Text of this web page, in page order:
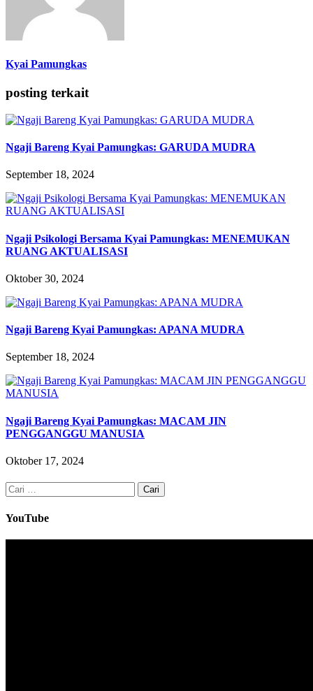
Kyai Pamungkas
posting terkait
Ngaji Bareng Kyai Pamungkas: GARUDA MUDRA
September 18, 2024
Ngaji Psikologi Bersama Kyai Pamungkas: MENEMUKAN
RUANG AKTUALISASI
Oktober 30, 2024
Ngaji Bareng Kyai Pamungkas: APANA MUDRA
September 18, 2024
Ngaji Bareng Kyai Pamungkas: MACAM JIN
PENGGANGGU MANUSIA
Oktober 17, 2024
Cari
untuk:
YouTube